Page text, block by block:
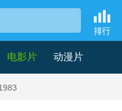
排行
电影片 动漫片